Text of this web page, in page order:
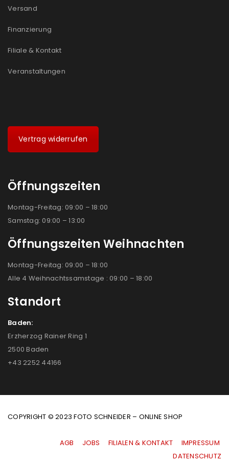
Versand
Finanzierung
Filiale & Kontakt
Veranstaltungen
Vertrag widerrufen
Öffnungszeiten
Montag-Freitag: 09:00 – 18:00
Samstag: 09:00 – 13:00
Öffnungszeiten Weihnachten
Montag-Freitag: 09:00 – 18:00
Alle 4 Weihnachtssamstage : 09:00 – 18:00
Standort
Baden:
Erzherzog Rainer Ring 1
2500 Baden
+43 2252 44166
COPYRIGHT © 2023 FOTO SCHNEIDER – ONLINE SHOP
AGB JOBS FILIALEN & KONTAKT
IMPRESSUM
|DATENSCHUTZ